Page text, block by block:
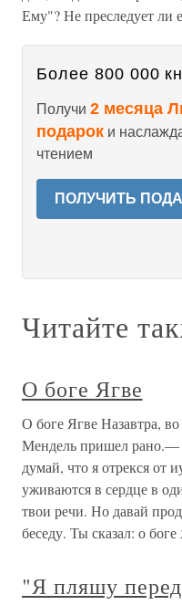
Ему"? Не преследует ли
Более 800 000
Получи 2 месяца
подарок и
чтением
ПОЛУЧИТЬ
Читайте
О боге Ягве
О боге Ягве Назавтра,
Мендель пришел
думай, что я отрекся от
уживаются в сердце в
твои речи. Но давай
беседу. Ты сказал: о боге
"Я пляшу